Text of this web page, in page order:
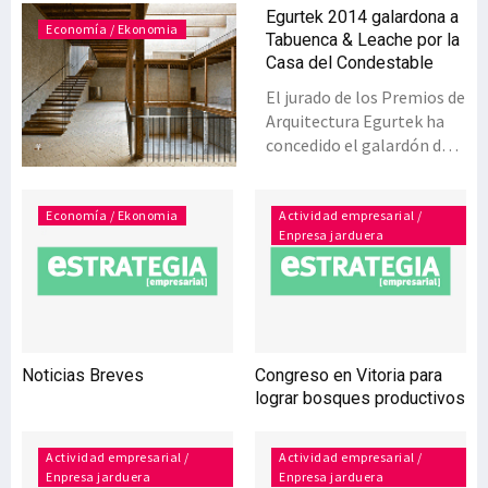
Economía / Ekonomia
Egurtek 2014 galardona a
Tabuenca & Leache por la
Casa del Condestable
El jurado de los Premios de
Arquitectura Egurtek ha
concedido el galardón de
Casa del Condestable, de
los arquitectos Tabuenca
& Leache, “por la
ponderación y el buen
adecuadamente
interrelacionada con otros
realzándola de manera
elegante y práctica”. El
Economía / Ekonomia
Noticias Breves
Actividad empresarial /
Enpresa jarduera
Congreso en Vitoria para
lograr bosques productivos
Actividad empresarial /
Enpresa jarduera
Actividad empresarial /
Enpresa jarduera